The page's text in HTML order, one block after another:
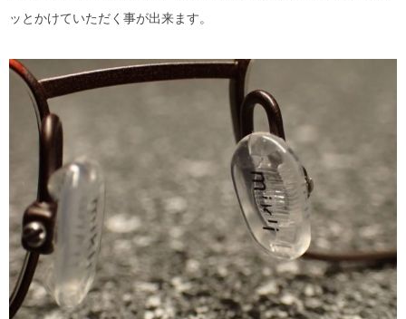
ッとかけていただく事が出来ます。